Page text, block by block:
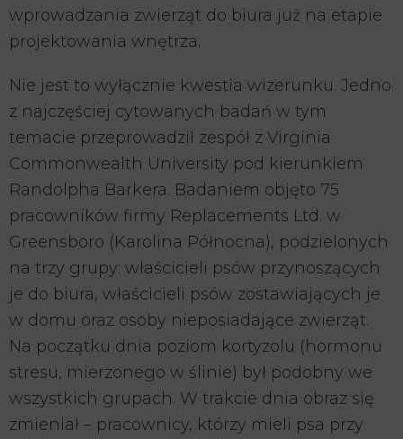
wprowadzania zwierząt do biura już na etapie
projektowania wnętrza.
Nie jest to wyłącznie kwestia wizerunku. Jedno
z najczęściej cytowanych badań w tym
temacie przeprowadził zespół z Virginia
Commonwealth University pod kierunkiem
Randolpha Barkera. Badaniem objęto 75
pracowników firmy Replacements Ltd. w
Greensboro (Karolina Północna), podzielonych
na trzy grupy: właścicieli psów przynoszących
je do biura, właścicieli psów zostawiających je
w domu oraz osoby nieposiadające zwierząt.
Na początku dnia poziom kortyzolu (hormonu
stresu, mierzonego w ślinie) był podobny we
wszystkich grupach. W trakcie dnia obraz się
zmieniał – pracownicy, którzy mieli psa przy